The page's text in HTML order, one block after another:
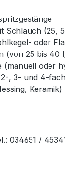
Schlauch (25,
oder
(von 25 bis 40
(manuell oder
, 3- und 4-
034651 /